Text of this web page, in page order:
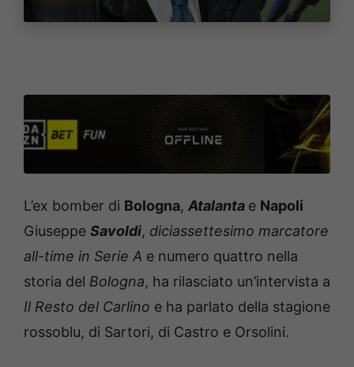
L’ex bomber di Bologna, Atalanta e Napoli
Giuseppe Savoldi, diciassettesimo marcatore
all-time in Serie A e numero quattro nella
storia del Bologna, ha rilasciato un’intervista a
Il Resto del Carlino e ha parlato della stagione
rossoblu, di Sartori, di Castro e Orsolini.